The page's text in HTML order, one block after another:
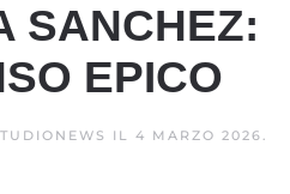
SANCHEZ:
EPICO
IL 4 MARZO 2026.